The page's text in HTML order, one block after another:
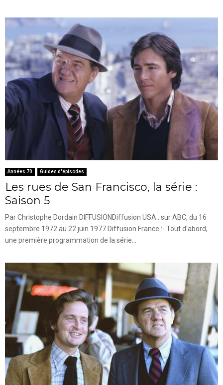
Années 70 Guides d'épisodes
Les rues de San Francisco, la série :
Saison 5
Par Christophe Dordain DIFFUSIONDiffusion USA : sur ABC, du 16
septembre 1972 au 22 juin 1977.Diffusion France :- Tout d'abord,
une première programmation de la série...